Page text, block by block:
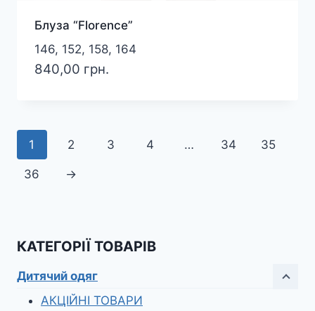
Блуза “Florence”
146, 152, 158, 164
840,00 грн.
1 2 3 4 … 34 35
36 →
КАТЕГОРІЇ ТОВАРІВ
Дитячий одяг
АКЦІЙНІ ТОВАРИ